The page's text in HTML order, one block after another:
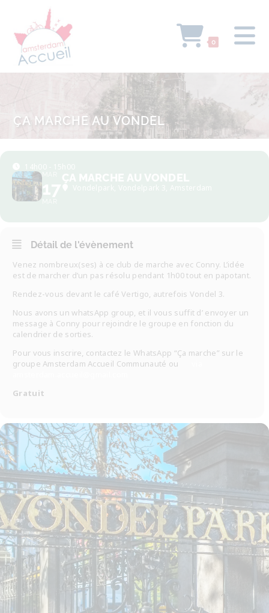
0
ÇA MARCHE AU VONDEL
Détail de l'évènement
Venez nombreux(ses) à ce club de marche avec Conny. L’idée
est de marcher d’un pas résolu pendant 1h00 tout en papotant.
Rendez-vous devant le café Vertigo, autrefois Vondel 3.
Nous avons un whatsApp group, et il vous suffit d’ envoyer un
message à Conny pour rejoindre le groupe en fonction du
calendrier de sorties.
Pour vous inscrire, contactez le WhatsApp “Ça marche” sur le
groupe Amsterdam Accueil Communauté ou
Gratuit